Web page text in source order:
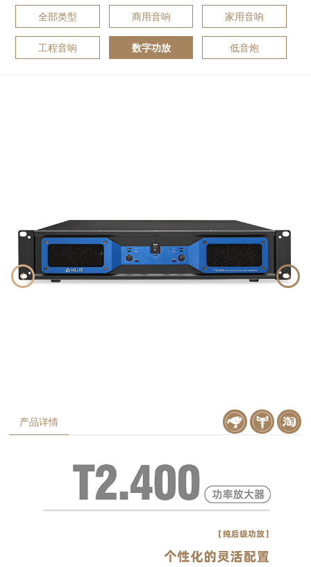
全部类型 商用音响 家用音响
工程音响 数字功放 低音炮
产品详情 天猫
京东购买